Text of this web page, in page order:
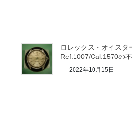
ロレックス・オイスタ
Ref.1007/Cal.1570の
2022年10月15日